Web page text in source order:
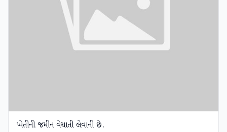
ખેતીની જમીન વેચાતી લેવાની છે.